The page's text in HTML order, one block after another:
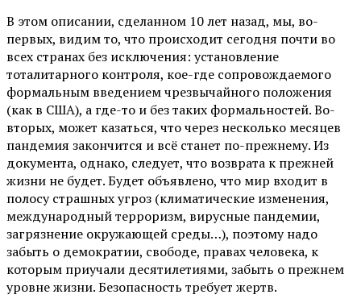
В этом описании, сделанном 10 лет назад, мы, во-
первых, видим то, что происходит сегодня почти во
всех странах без исключения: установление
тоталитарного контроля, кое-где сопровождаемого
формальным введением чрезвычайного положения
(как в США), а где-то и без таких формальностей. Во-
вторых, может казаться, что через несколько месяцев
пандемия закончится и всё станет по-прежнему. Из
документа, однако, следует, что возврата к прежней
жизни не будет. Будет объявлено, что мир входит в
полосу страшных угроз (климатические изменения,
международный терроризм, вирусные пандемии,
загрязнение окружающей среды…), поэтому надо
забыть о демократии, свободе, правах человека, к
которым приучали десятилетиями, забыть о прежнем
уровне жизни. Безопасность требует жертв.